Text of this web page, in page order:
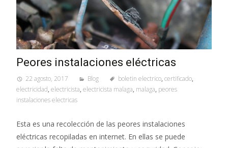
Peores instalaciones eléctricas
22 agosto, 2017 Blog boletin electrico, certificado,
electricidad, electricista, electricista malaga, malaga, peores
instalaciones electricas
Esta es una recolección de las peores instalaciones
eléctricas recopiladas en internet. En ellas se puede